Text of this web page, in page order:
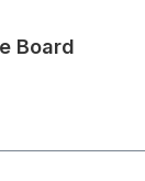
Board